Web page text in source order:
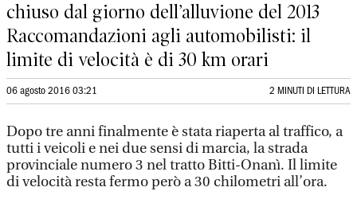
chiuso dal giorno dell’alluvione del 2013
Raccomandazioni agli automobilisti: il
limite di velocità è di 30 km orari
06 agosto 2016 03:21 2 MINUTI DI LETTURA
Dopo tre anni finalmente è stata riaperta al traffico, a
tutti i veicoli e nei due sensi di marcia, la strada
provinciale numero 3 nel tratto Bitti-Onanì. Il limite
di velocità resta fermo però a 30 chilometri all’ora.